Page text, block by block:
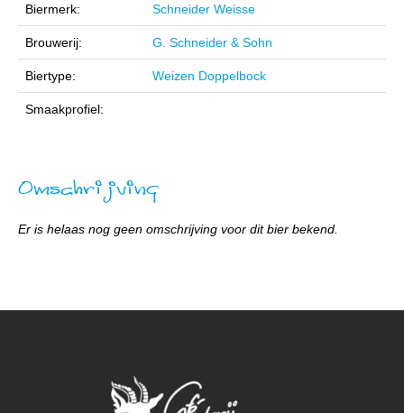
Biermerk: Schneider Weisse
Brouwerij: G. Schneider & Sohn
Biertype: Weizen Doppelbock
Smaakprofiel:
Omschrijving
Er is helaas nog geen omschrijving voor dit bier bekend.